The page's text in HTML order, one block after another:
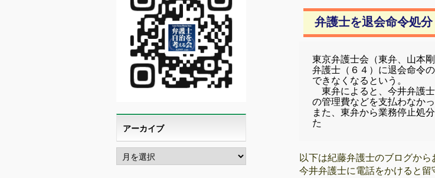
弁護士を退会命令処
東京弁護士会（東弁、山本
弁護士（６４）に退会命令
できなくなるという。
東弁によると、今井弁護
の管理費などを支払わなかっ
また、東弁から業務停止処
た
以下は紀藤弁護士のブログから
今井弁護士に電話をかけると
アーカイブ
ア
ー